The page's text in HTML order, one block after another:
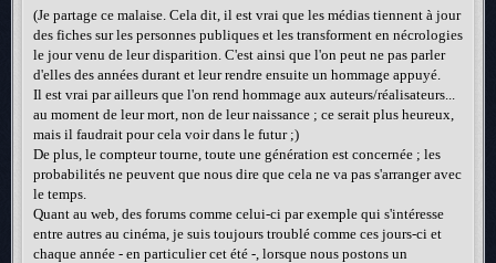
(Je partage ce malaise. Cela dit, il est vrai que les médias tiennent à jour
des fiches sur les personnes publiques et les transforment en nécrologies
le jour venu de leur disparition. C'est ainsi que l'on peut ne pas parler
d'elles des années durant et leur rendre ensuite un hommage appuyé.
Il est vrai par ailleurs que l'on rend hommage aux auteurs/réalisateurs...
au moment de leur mort, non de leur naissance ; ce serait plus heureux,
mais il faudrait pour cela voir dans le futur ;)
De plus, le compteur tourne, toute une génération est concernée ; les
probabilités ne peuvent que nous dire que cela ne va pas s'arranger avec
le temps.
Quant au web, des forums comme celui-ci par exemple qui s'intéresse
entre autres au cinéma, je suis toujours troublé comme ces jours-ci et
chaque année - en particulier cet été -, lorsque nous postons un